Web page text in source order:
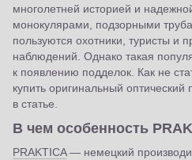
многолетней историей и
монокулярами, подзорными
пользуются охотники, туристы и
наблюдений. Однако такая
к появлению подделок. Как не
купить оригинальный
в статье.
В чем особенность
PRAKTICA— немецкий